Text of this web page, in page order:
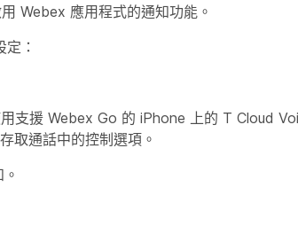
Webex 應用程式的通知功能。
：
支援 Webex Go 的 iPhone 上的 T Cloud
取通話中的控制選項。
。